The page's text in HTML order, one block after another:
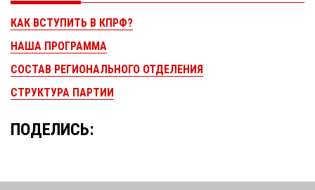
КАК ВСТУПИТЬ В КПРФ?
НАША ПРОГРАММА
СОСТАВ РЕГИОНАЛЬНОГО ОТДЕЛЕНИЯ
СТРУКТУРА ПАРТИИ
ПОДЕЛИСЬ: